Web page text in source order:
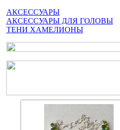
АКСЕССУАРЫ
АКСЕССУАРЫ ДЛЯ ГОЛОВЫ
ТЕНИ ХАМЕЛИОНЫ